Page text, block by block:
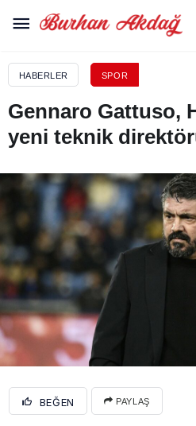
HABERLER SPOR
Gennaro Gattuso,
yeni teknik
BEĞEN PAYLAŞ